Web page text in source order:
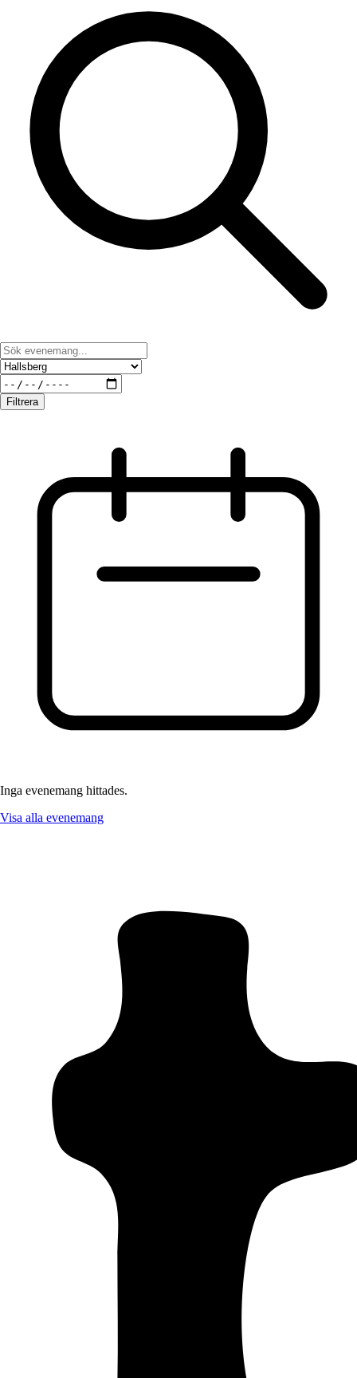
Filtrera
Inga evenemang hittades.
Visa alla evenemang